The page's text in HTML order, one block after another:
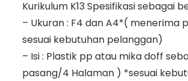
Kurikulum K13 Spesifikasi sebagai
– Ukuran : F4 dan A4*( menerima
sesuai kebutuhan pelanggan)
– Isi : Plastik pp atau mika doff
pasang/4 Halaman ) *sesuai